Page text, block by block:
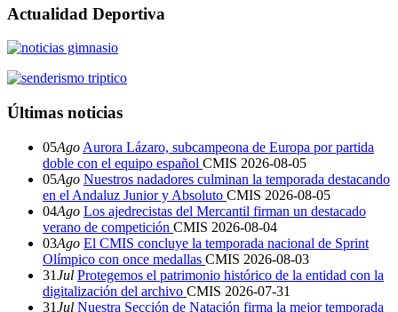
Actualidad Deportiva
Últimas noticias
05Ago Aurora Lázaro, subcampeona de Europa por partida
doble con el equipo español CMIS 2026-08-05
05Ago Nuestros nadadores culminan la temporada destacando
en el Andaluz Junior y Absoluto CMIS 2026-08-05
04Ago Los ajedrecistas del Mercantil firman un destacado
verano de competición CMIS 2026-08-04
03Ago El CMIS concluye la temporada nacional de Sprint
Olímpico con once medallas CMIS 2026-08-03
31Jul Protegemos el patrimonio histórico de la entidad con la
digitalización del archivo CMIS 2026-07-31
31Jul Nuestra Sección de Natación firma la mejor temporada